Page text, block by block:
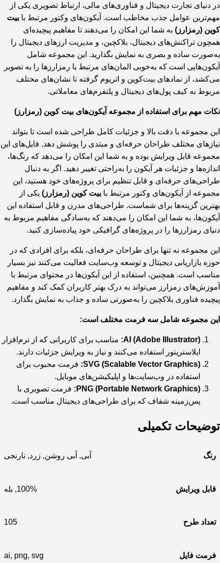
در دنیای تجارت دیجیتال و فناوری‌های مالی، ارتباط تصویری یکی از
مهم‌ترین عوامل جذب مخاطب است. آیکون‌های وکتور مرتبط با بیت
کوین (رمزارز) به شما این امکان را می‌دهند تا مفاهیم پیچیده‌ای
همچون تراکنش‌های دیجیتال، بلاکچین، و مدیریت ارزهای دیجیتال را
به‌صورت ساده و بصری به نمایش بگذارید. این مجموعه شامل
آیکون‌هایی است که به‌خوبی المان‌های مرتبط با رمزارزها را به تصویر
می‌کشد، از نمادهای بیت‌کوین و اتریوم گرفته تا نشان‌های مختلف
مربوط به کیف پول‌های دیجیتال و پلتفرم‌های معاملاتی.
نکات مهم برای استفاده از مجموعه آیکون‌های بیت کوین (رمزارز)
این مجموعه با دقت بالا و جزئیات کامل طراحی شده است تا بتواند
نیازهای مختلف طراحان حرفه‌ای و مبتدی را پوشش دهد. فایل‌های این
مجموعه قابل ویرایش بوده و به شما این امکان را می‌دهد که رنگ‌ها،
اندازه‌ها و جزئیات هر آیکون را به‌راحتی تغییر دهید. اگر به دنبال
طراحی‌های حرفه‌ای و قابل تنظیم برای پروژه‌های خود هستید، این
مجموعه از آیکون‌های وکتور مرتبط با بیت کوین (رمزارز) یکی از
بهترین گزینه‌ها برای شماست. طراحی‌های مدرن و قابل استفاده این
آیکون‌ها، به شما این امکان را می‌دهند که به‌سادگی مفاهیم مربوط به
دنیای رمزارزها را در پروژه‌های گرافیکی خود پیاده‌سازی کنید.
این مجموعه نه تنها برای طراحان حرفه‌ای، بلکه برای افرادی که در
حوزه بازاریابی دیجیتال و توسعه وب‌سایت فعالیت می‌کنند نیز بسیار
مناسب است. همچنین، استفاده از این آیکون‌ها در محتوای مرتبط با
آموزش‌های رمزارز می‌تواند به درک بهتر کاربران کمک کند و مفاهیم
پیچیده فناوری بلاکچین را به‌صورتی ساده و جذاب به نمایش بگذارد.
این مجموعه شامل سه فرمت مختلف است:
AI (Adobe Illustrator): مناسب برای کاربرانی که از نرم‌افزار
ایلاستریتور استفاده می‌کنند و نیاز به ویرایش جزئیات دارند.
SVG (Scalable Vector Graphics): فرمت محبوب برای
استفاده در وب‌سایت‌ها و اپلیکیشن‌های موبایل.
PNG (Portable Network Graphics):
فرمت تصویری با
پس‌زمینه شفاف که برای طراحی‌های دیجیتال مناسب است.
توضیحات تکمیلی
رنگ آبی, آبی روشن, زرد, نارنجی
قابل ویرایش 100%
, بله
تعداد طرح 105
فرمت فایل ai, png,svg